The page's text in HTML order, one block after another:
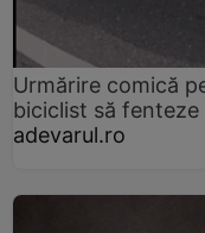
Urmărire comică
biciclist să
adevarul.ro